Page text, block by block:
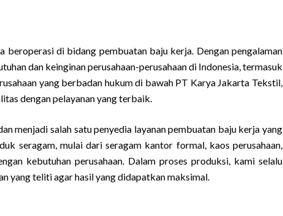
beroperasi di bidang pembuatan baju kerja. Dengan pengalaman
dan keinginan perusahaan-perusahaan di Indonesia, termasuk
yang berbadan hukum di bawah PT Karya Jakarta Tekstil,
dengan pelayanan yang terbaik.
menjadi salah satu penyedia layanan pembuatan baju kerja yang
seragam, mulai dari seragam kantor formal, kaos perusahaan,
kebutuhan perusahaan. Dalam proses produksi, kami selalu
yang teliti agar hasil yang didapatkan maksimal.